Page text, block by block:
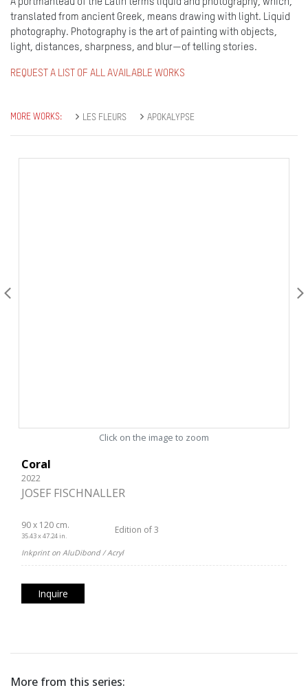
translated from ancient Greek, means drawing with light. Liquid
photography. Photography is the art of painting with objects,
light, distances, sharpness, and blur—of telling stories.
REQUEST A LIST OF ALL AVAILABLE WORKS
MORE WORKS: LES FLEURS APOKALYPSE
Click on the image to zoom
Coral
2022
JOSEF FISCHNALLER
90 x 120 cm.
35.43 x 47.24 in.
Edition of 3
Inkprint on AluDibond / Acryl
Inquire
More from this series: